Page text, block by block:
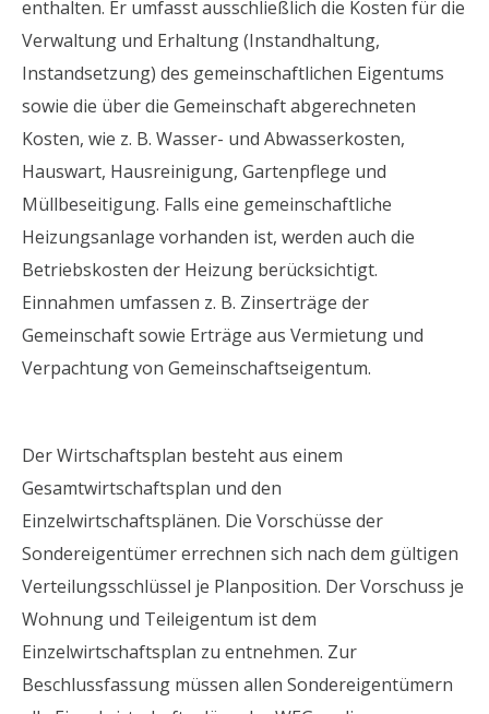
enthalten. Er umfasst ausschließlich die Kosten für die
Verwaltung und Erhaltung (Instandhaltung,
Instandsetzung) des gemeinschaftlichen Eigentums
sowie die über die Gemeinschaft abgerechneten
Kosten, wie z. B. Wasser- und Abwasserkosten,
Hauswart, Hausreinigung, Gartenpflege und
Müllbeseitigung. Falls eine gemeinschaftliche
Heizungsanlage vorhanden ist, werden auch die
Betriebskosten der Heizung berücksichtigt.
Einnahmen umfassen z. B. Zinserträge der
Gemeinschaft sowie Erträge aus Vermietung und
Verpachtung von Gemeinschaftseigentum.
Der Wirtschaftsplan besteht aus einem
Gesamtwirtschaftsplan und den
Einzelwirtschaftsplänen. Die Vorschüsse der
Sondereigentümer errechnen sich nach dem gültigen
Verteilungsschlüssel je Planposition. Der Vorschuss je
Wohnung und Teileigentum ist dem
Einzelwirtschaftsplan zu entnehmen. Zur
Beschlussfassung müssen allen Sondereigentümern